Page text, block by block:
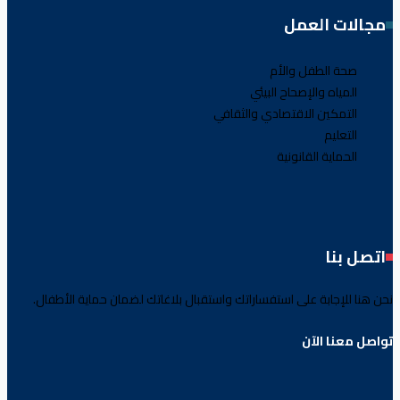
مجالات العمل
صحة الطفل والأم
المياه والإصحاح البيئي
التمكين الاقتصادي والثقافي
التعليم
الحماية القانونية
اتصل بنا
نحن هنا للإجابة على استفساراتك واستقبال بلاغاتك لضمان حماية الأطفال.
تواصل معنا الآن